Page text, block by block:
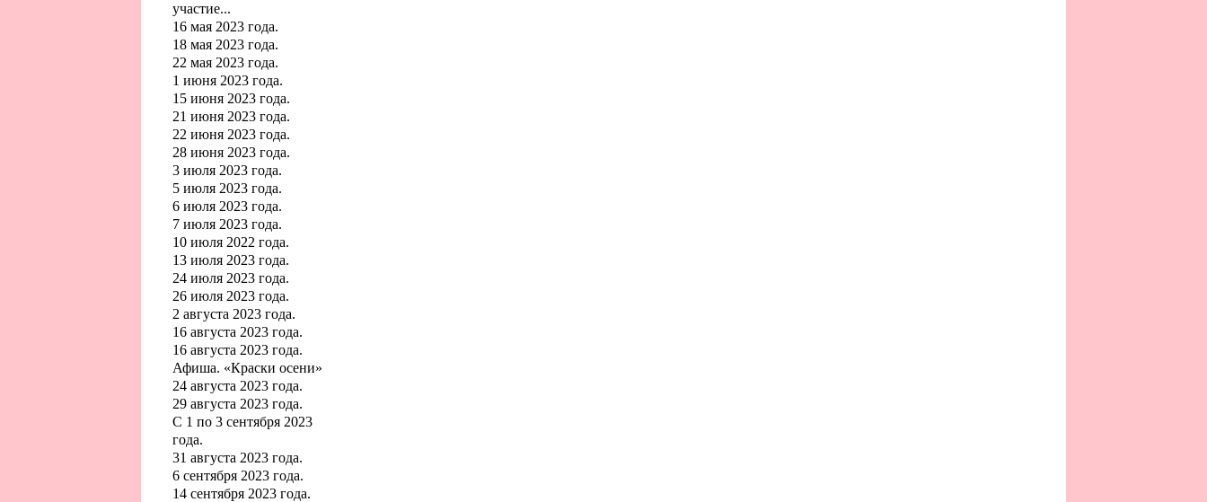
участие...
16 мая 2023 года.
18 мая 2023 года.
22 мая 2023 года.
1 июня 2023 года.
15 июня 2023 года.
21 июня 2023 года.
22 июня 2023 года.
28 июня 2023 года.
3 июля 2023 года.
5 июля 2023 года.
6 июля 2023 года.
7 июля 2023 года.
10 июля 2022 года.
13 июля 2023 года.
24 июля 2023 года.
26 июля 2023 года.
2 августа 2023 года.
16 августа 2023 года.
16 августа 2023 года.
Афиша. «Краски осени»
24 августа 2023 года.
29 августа 2023 года.
С 1 по 3 сентября 2023
года.
31 августа 2023 года.
6 сентября 2023 года.
14 сентября 2023 года.